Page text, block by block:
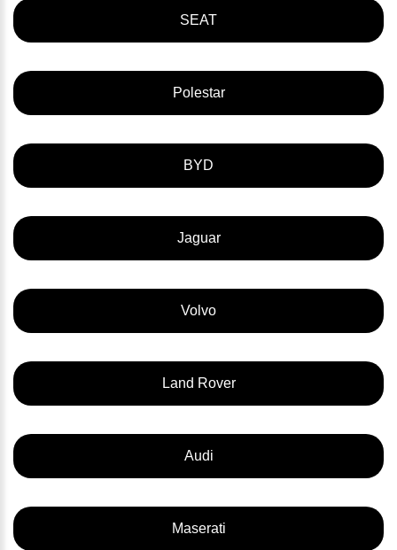
SEAT
Polestar
BYD
Jaguar
Volvo
Land Rover
Audi
Maserati